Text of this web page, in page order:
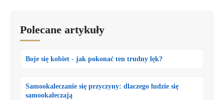
Polecane artykuły
Boje się kobiet - jak pokonać ten trudny lęk?
Samookaleczanie się przyczyny: dlaczego ludzie się
samookaleczają